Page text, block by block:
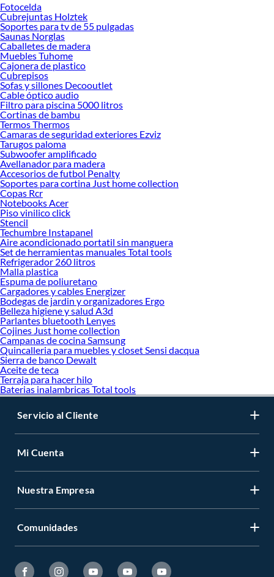
Desde remodelaciones hasta proyectos de decoración, estamos aquí para hacer
tus ideas realidad. ¡Visítanos y encuentra todo lo que tenemos para ofrecerte en
Lavado y planchado!
Explora la variedad de productos de Lavado y planchado en Sodimac
Herramientas, materiales y accesorios de calidad para tus proyectos y
renovación de espacios. ¡Visítanos y descubre todo lo que tenemos para
ofrecerte!
Encuentra una amplia variedad de productos de Lavado y planchado en
Sodimac. Encuentra todo lo necesario para tus proyectos de renovación y
decoración. ¡Visítanos y haz tus ideas realidad!
Fotocelda
Cubrejuntas Holztek
Soportes para tv de 55 pulgadas
Saunas Norglas
Caballetes de madera
Muebles Tuhome
Cajonera de plastico
Cubrepisos
Sofas y sillones Decooutlet
Cable óptico audio
Filtro para piscina 5000 litros
Cortinas de bambu
Termos Thermos
Camaras de seguridad exteriores Ezviz
Tarugos paloma
Subwoofer amplificado
Avellanador para madera
Accesorios de futbol Penalty
Soportes para cortina Just home collection
Copas Rcr
Notebooks Acer
Piso vinilico click
Stencil
Techumbre Instapanel
Aire acondicionado portatil sin manguera
Set de herramientas manuales Total tools
Refrigerador 260 litros
Malla plastica
Espuma de poliuretano
Cargadores y cables Energizer
Bodegas de jardin y organizadores Ergo
Belleza higiene y salud A3d
Parlantes bluetooth Lenyes
Cojines Just home collection
Campanas de cocina Samsung
Quincalleria para muebles y closet Sensi dacqua
Sierra de banco Dewalt
Aceite de teca
Terraja para hacer hilo
Baterias inalambricas Total tools
Servicio al Cliente
Mi Cuenta
Nuestra Empresa
Comunidades